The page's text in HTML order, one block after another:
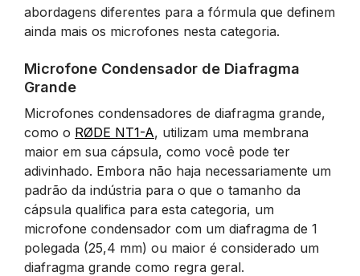
abordagens diferentes para a fórmula que definem
ainda mais os microfones nesta categoria.
Microfone Condensador de Diafragma
Grande
Microfones condensadores de diafragma grande,
como o RØDE NT1-A, utilizam uma membrana
maior em sua cápsula, como você pode ter
adivinhado. Embora não haja necessariamente um
padrão da indústria para o que o tamanho da
cápsula qualifica para esta categoria, um
microfone condensador com um diafragma de 1
polegada (25,4 mm) ou maior é considerado um
diafragma grande como regra geral.